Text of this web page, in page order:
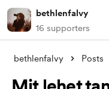
bethlenfalvy
16 supporters
bethlenfalvy Posts